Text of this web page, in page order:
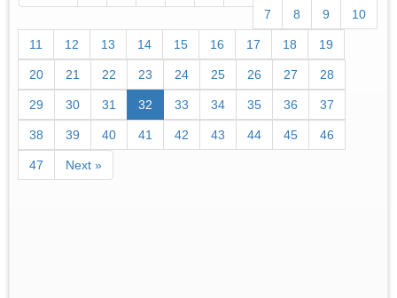
7
8 9 10
11 12 13 14 15 16 17 18 19
20 21 22 23 24 25 26 27 28
29 30 31 32 33 34 35 36 37
38 39 40 41 42 43 44 45 46
47 Next »